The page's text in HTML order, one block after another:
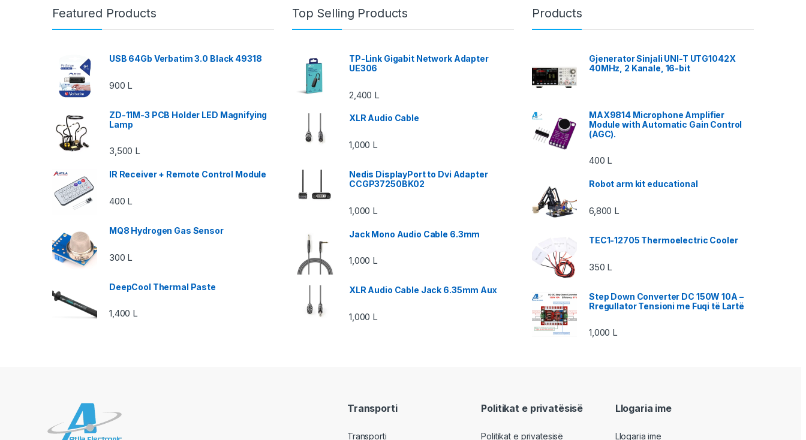
Featured Products
USB 64Gb Verbatim 3.0 Black 49318
900 L
ZD-11M-3 PCB Holder LED Magnifying
Lamp
3,500 L
IR Receiver + Remote Control Module
400 L
MQ8 Hydrogen Gas Sensor
300 L
DeepCool Thermal Paste
1,400 L
Top Selling Products
TP-Link Gigabit Network Adapter
UE306
2,400 L
XLR Audio Cable
1,000 L
Nedis DisplayPort to Dvi Adapter
CCGP37250BK02
1,000 L
Jack Mono Audio Cable 6.3mm
1,000 L
XLR Audio Cable Jack 6.35mm Aux
1,000 L
Products
Gjenerator Sinjali UNI-T UTG1042X
40MHz, 2 Kanale, 16-bit
MAX9814 Microphone Amplifier
Module with Automatic Gain Control
(AGC).
400 L
Robot arm kit educational
6,800 L
TEC1-12705 Thermoelectric Cooler
350 L
Step Down Converter DC 150W 10A –
Rregullator Tensioni me Fuqi të Lartë
1,000 L
Transporti
Transporti
Politikat e privatësisë
Politikat e privatesisë
Llogaria ime
Llogaria ime